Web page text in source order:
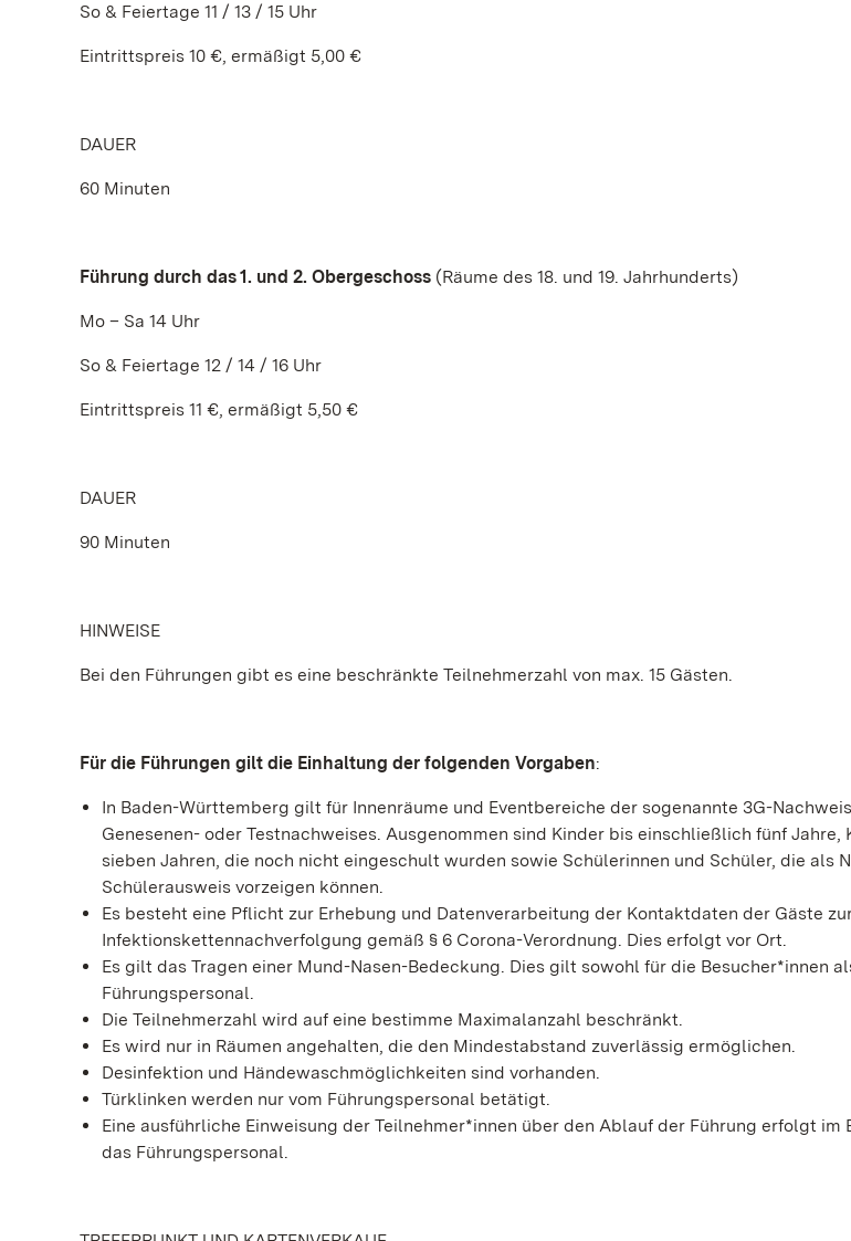
So & Feiertage 11 / 13 / 15 Uhr
Eintrittspreis 10 €, ermäßigt 5,00 €
DAUER
60 Minuten
Führung durch das 1. und 2. Obergeschoss (Räume des 18. und 19. Jahrhunderts)
Mo – Sa 14 Uhr
So & Feiertage 12 / 14 / 16 Uhr
Eintrittspreis 11 €, ermäßigt 5,50 €
DAUER
90 Minuten
HINWEISE
Bei den Führungen gibt es eine beschränkte Teilnehmerzahl von max. 15 Gästen.
Für die Führungen gilt die Einhaltung der folgenden Vorgaben:
In Baden-Württemberg gilt für Innenräume und Eventbereiche der sogenannte 3G-
Genesenen- oder Testnachweises. Ausgenommen sind Kinder bis einschließlich fünf Jahre,
sieben Jahren, die noch nicht eingeschult wurden sowie Schülerinnen und Schüler, die als
Schülerausweis vorzeigen können.
Es besteht eine Pflicht zur Erhebung und Datenverarbeitung der Kontaktdaten der Gäste
Infektionskettennachverfolgung gemäß § 6 Corona-Verordnung. Dies erfolgt vor Ort.
Es gilt das Tragen einer Mund-Nasen-Bedeckung. Dies gilt sowohl für die Besucher*innen
Führungspersonal.
Die Teilnehmerzahl wird auf eine bestimme Maximalanzahl beschränkt.
Es wird nur in Räumen angehalten, die den Mindestabstand zuverlässig ermöglichen.
Desinfektion und Händewaschmöglichkeiten sind vorhanden.
Türklinken werden nur vom Führungspersonal betätigt.
Eine ausführliche Einweisung der Teilnehmer*innen über den Ablauf der Führung erfolgt im
das Führungspersonal.